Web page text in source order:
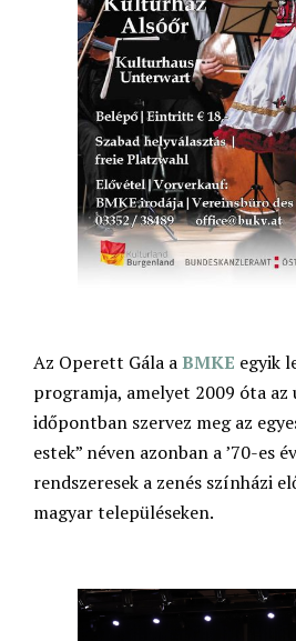
Az Operett Gála aBMKE egyik
programja, amelyet 2009 óta az
időpontban szervez meg az
estek” néven azonban a ’70-es
rendszeresek a zenés színházi
magyar településeken.